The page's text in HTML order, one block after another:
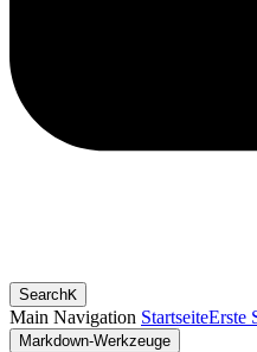
SearchK
Main Navigation StartseiteErste
Markdown-Werkzeuge